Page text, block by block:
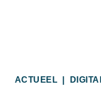
ACTUEEL